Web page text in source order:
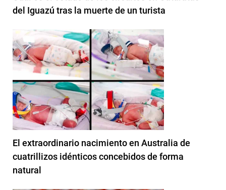
del Iguazú tras la muerte de un turista
El extraordinario nacimiento en Australia de
cuatrillizos idénticos concebidos de forma
natural